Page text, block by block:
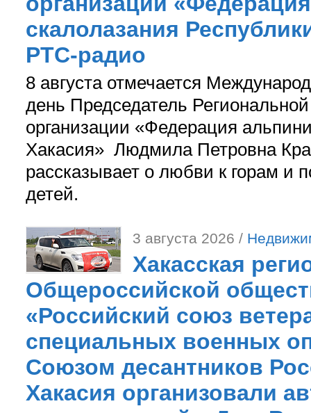
скалолазания
РТС-радио
8 августа отмечается
день Председатель
организации «Федерация
Хакасия» Людмила Петровна
рассказывает о любви к горам и
детей.
3 августа 2026 /
Хакасская
Общероссийской
«Российский союз
специальных военных
Союзом десантников
Хакасия организовали